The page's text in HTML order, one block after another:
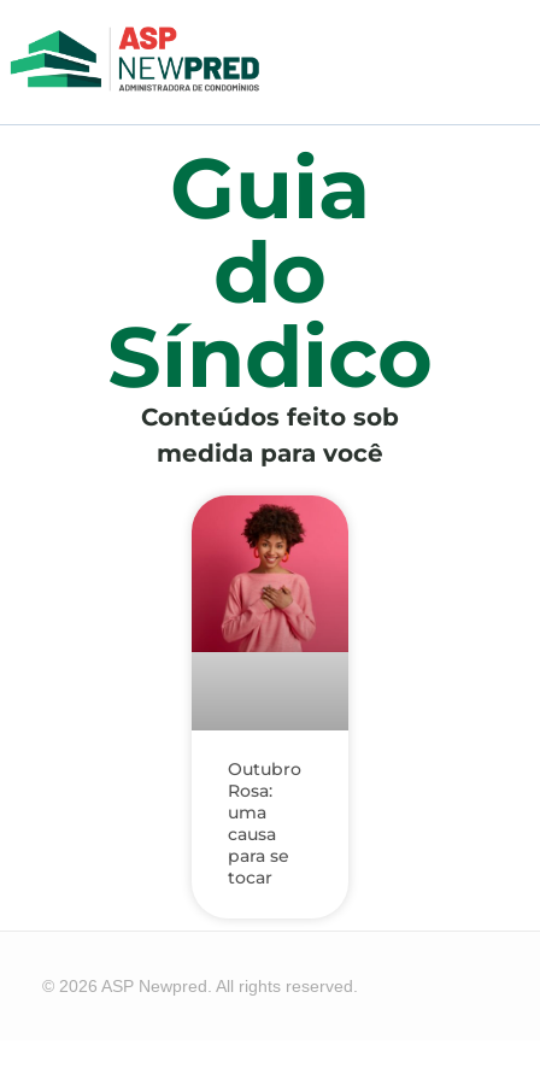
Guia
do
Síndico
Conteúdos feito sob
medida para você
Outubro
Rosa:
uma
causa
para se
tocar
© 2026 ASP Newpred. All rights reserved.